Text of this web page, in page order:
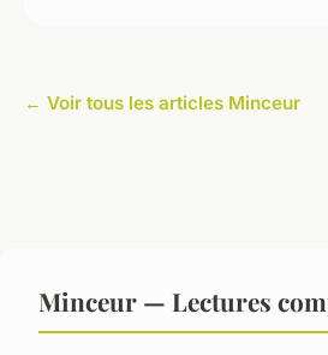
← Voir tous les articles Minceur
Minceur — Lectures